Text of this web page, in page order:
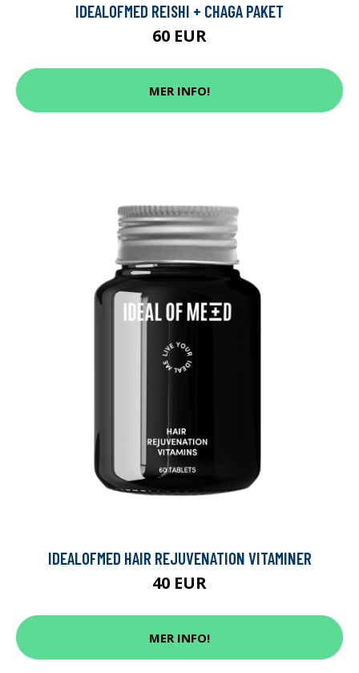
IDEALOFMED REISHI + CHAGA PAKET
60 EUR
MER INFO!
IDEALOFMED HAIR REJUVENATION VITAMINER
40 EUR
MER INFO!